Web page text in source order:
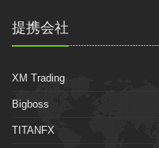
提携会社
XM Trading
Bigboss
TITANFX